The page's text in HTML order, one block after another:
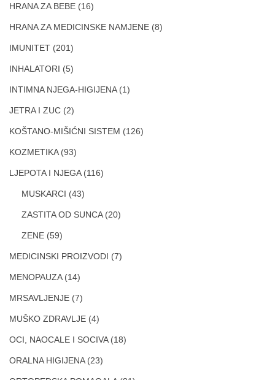
HRANA ZA BEBE (16)
HRANA ZA MEDICINSKE NAMJENE (8)
IMUNITET (201)
INHALATORI (5)
INTIMNA NJEGA-HIGIJENA (1)
JETRA I ZUC (2)
KOŠTANO-MIŠIĆNI SISTEM (126)
KOZMETIKA (93)
LJEPOTA I NJEGA (116)
MUSKARCI (43)
ZASTITA OD SUNCA (20)
ZENE (59)
MEDICINSKI PROIZVODI (7)
MENOPAUZA (14)
MRSAVLJENJE (7)
MUŠKO ZDRAVLJE (4)
OCI, NAOCALE I SOCIVA (18)
ORALNA HIGIJENA (23)